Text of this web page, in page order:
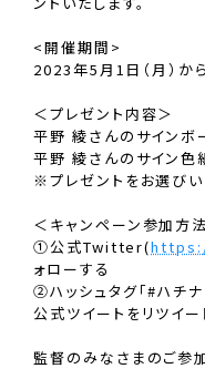
<開催期間>
2023年5月1日（月）か
＜プレゼント内容＞
平野 綾さんのサイン
平野 綾さんのサイン
※プレゼントをお選び
＜キャンペーン参加方
①公式Twitter(
ォローする
②ハッシュタグ「#ハチ
公式ツイートをリツイー
監督のみなさまのご参